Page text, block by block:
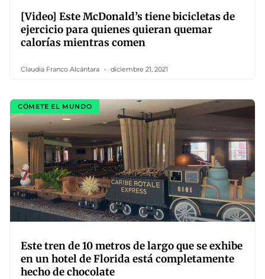
[Video] Este McDonald’s tiene bicicletas de
ejercicio para quienes quieran quemar
calorías mientras comen
Claudia Franco Alcántara diciembre 21, 2021
CÓMETE EL MUNDO
Este tren de 10 metros de largo que se exhibe
en un hotel de Florida está completamente
hecho de chocolate